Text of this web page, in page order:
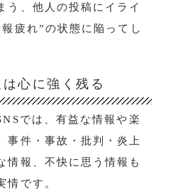
う、他人の投稿にイライ
疲れ”の状態に陥ってし
心に強く残る
では、有益な情報や楽
事件・事故・批判・炎上
情報、不快に思う情報も
情です。